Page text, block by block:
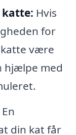
katte: Hvis
for
være
hjælpe med
En
din kat får